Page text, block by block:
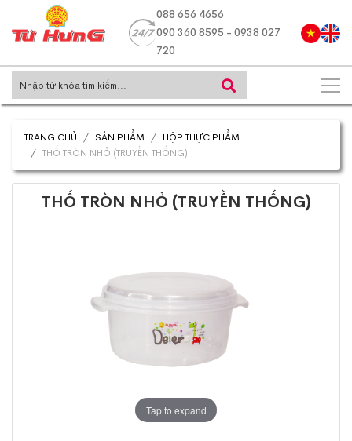
088 656 4656
090 360 8595 - 0938 027
720
TRANG CHỦ SẢN PHẨM
HỘP THỰC PHẨM
THỐ TRÒN NHỎ (TRUYỀN THỐNG)
THỐ TRÒN NHỎ (TRUYỀN THỐNG)
Tap to expand